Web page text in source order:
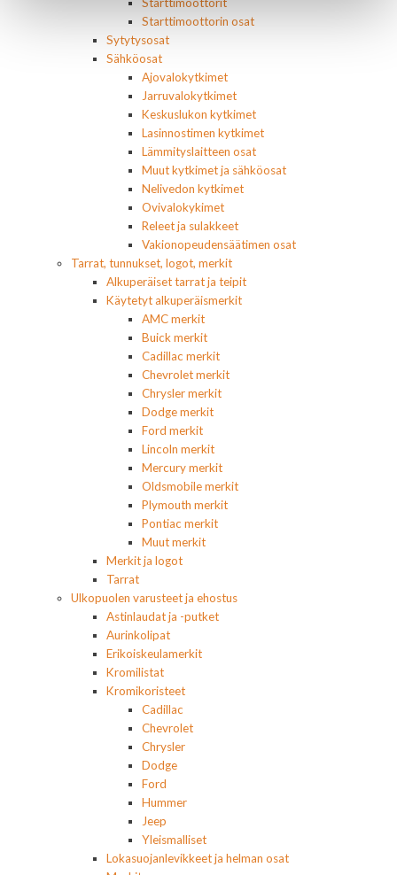
Starttimoottorin osat
Sytytysosat
Sähköosat
Ajovalokytkimet
Jarruvalokytkimet
Keskuslukon kytkimet
Lasinnostimen kytkimet
Lämmityslaitteen osat
Muut kytkimet ja sähköosat
Nelivedon kytkimet
Ovivalokykimet
Releet ja sulakkeet
Vakionopeudensäätimen osat
Tarrat, tunnukset, logot, merkit
Alkuperäiset tarrat ja teipit
Käytetyt alkuperäismerkit
AMC merkit
Buick merkit
Cadillac merkit
Chevrolet merkit
Chrysler merkit
Dodge merkit
Ford merkit
Lincoln merkit
Mercury merkit
Oldsmobile merkit
Plymouth merkit
Pontiac merkit
Muut merkit
Merkit ja logot
Tarrat
Ulkopuolen varusteet ja ehostus
Astinlaudat ja -putket
Aurinkolipat
Erikoiskeulamerkit
Kromilistat
Kromikoristeet
Cadillac
Chevrolet
Chrysler
Dodge
Ford
Hummer
Jeep
Yleismalliset
Lokasuojanlevikkeet ja helman osat